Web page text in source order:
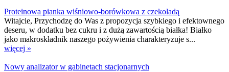
Proteinowa pianka wiśniowo-borówkowa z czekoladą
Witajcie, Przychodzę do Was z propozycja szybkiego i efektownego
deseru, w dodatku bez cukru i z dużą zawartością białka! Białko
jako makroskładnik naszego pożywienia charakteryzuje s...
więcej »
Nowy analizator w gabinetach stacjonarnych